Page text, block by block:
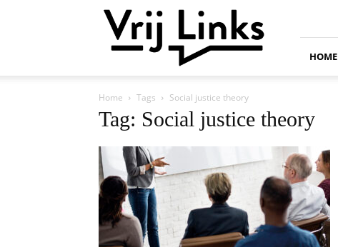
Vrij
Links
HOME
Home Tags Social justice theory
Tag: Social justice theory